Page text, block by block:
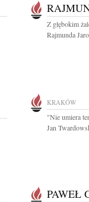
Z głębokim
Rajmunda
KRAKÓW
"Nie umiera
Jan
PAWEŁ